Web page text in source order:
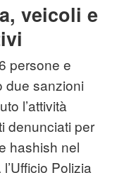
veicoli e
persone e
due sanzioni
l’attività
denunciati per
hashish nel
Polizia